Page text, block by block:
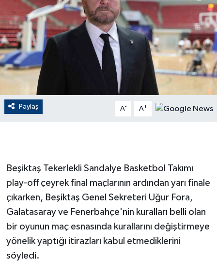
Paylaş A- A+
Beşiktaş Tekerlekli Sandalye Basketbol Takımı
play-off çeyrek final maçlarının ardından yarı finale
çıkarken, Beşiktaş Genel Sekreteri Uğur Fora,
Galatasaray ve Fenerbahçe'nin kuralları belli olan
bir oyunun maç esnasında kurallarını değiştirmeye
yönelik yaptığı itirazları kabul etmediklerini
söyledi.
EKONOMİ
English News
Finans
Flaş Haber
Gayrimenkul
Güvenlik
HABERDE İNSAN
İNSAN
İş Dünyası